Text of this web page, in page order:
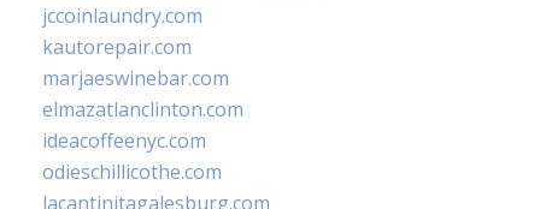
jccoinlaundry.com
kautorepair.com
marjaeswinebar.com
elmazatlanclinton.com
ideacoffeenyc.com
odieschillicothe.com
lacantinitagalesburg.com